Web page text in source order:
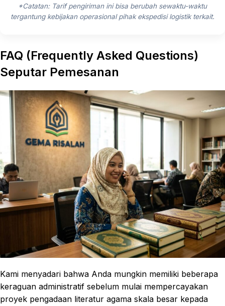
*Catatan: Tarif pengiriman ini bisa berubah sewaktu-waktu
tergantung kebijakan operasional pihak ekspedisi logistik terkait.
FAQ (Frequently Asked Questions)
Seputar Pemesanan
Kami menyadari bahwa Anda mungkin memiliki beberapa
keraguan administratif sebelum mulai mempercayakan
proyek pengadaan literatur agama skala besar kepada